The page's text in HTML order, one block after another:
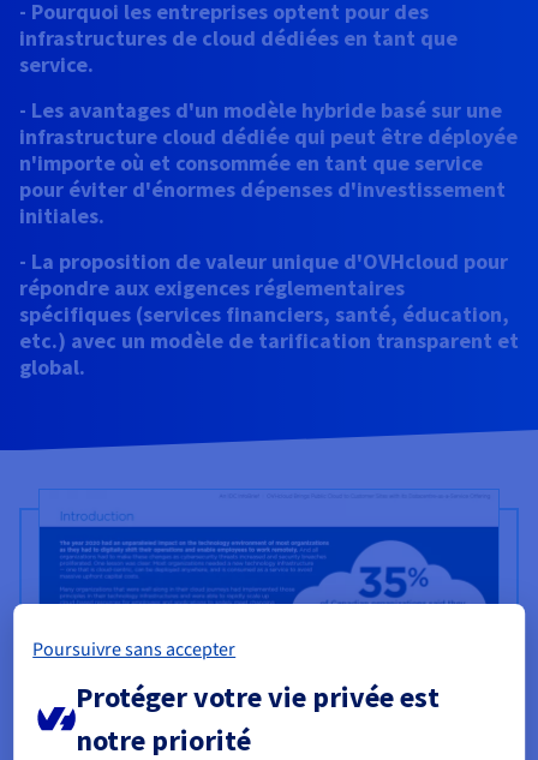
Tarifs
Disponibilités par régions
Roadmap & Changelog
Roadmap & Changelog
Roadmap & Changelog
- Pourquoi les entreprises optent pour des
infrastructures de cloud dédiées en tant que
service.
- Les avantages d'un modèle hybride basé sur une
infrastructure cloud dédiée qui peut être déployée
n'importe où et consommée en tant que service
pour éviter d'énormes dépenses d'investissement
initiales.
- La proposition de valeur unique d'OVHcloud pour
répondre aux exigences réglementaires
spécifiques (services financiers, santé, éducation,
etc.) avec un modèle de tarification transparent et
global.
Poursuivre sans accepter
Protéger votre vie privée est
notre priorité